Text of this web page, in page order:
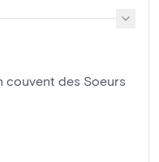
couvent des Soeurs